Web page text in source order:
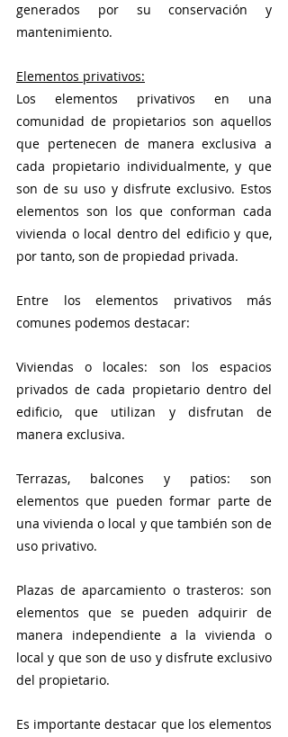
generados por su conservación y
mantenimiento.
Elementos privativos:
Los elementos privativos en una
comunidad de propietarios son aquellos
que pertenecen de manera exclusiva a
cada propietario individualmente, y que
son de su uso y disfrute exclusivo. Estos
elementos son los que conforman cada
vivienda o local dentro del edificio y que,
por tanto, son de propiedad privada.
Entre los elementos privativos más
comunes podemos destacar:
Viviendas o locales: son los espacios
privados de cada propietario dentro del
edificio, que utilizan y disfrutan de
manera exclusiva.
Terrazas, balcones y patios: son
elementos que pueden formar parte de
una vivienda o local y que también son de
uso privativo.
Plazas de aparcamiento o trasteros: son
elementos que se pueden adquirir de
manera independiente a la vivienda o
local y que son de uso y disfrute exclusivo
del propietario.
Es importante destacar que los elementos